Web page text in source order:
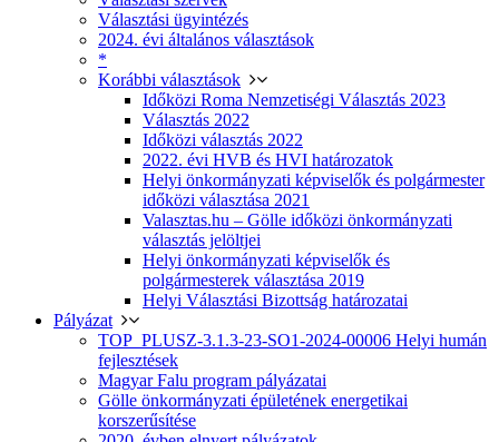
Választási ügyintézés
2024. évi általános választások
*
Korábbi választások
Időközi Roma Nemzetiségi Választás 2023
Választás 2022
Időközi választás 2022
2022. évi HVB és HVI határozatok
Helyi önkormányzati képviselők és polgármester
időközi választása 2021
Valasztas.hu – Gölle időközi önkormányzati
választás jelöltjei
Helyi önkormányzati képviselők és
polgármesterek választása 2019
Helyi Választási Bizottság határozatai
Pályázat
TOP_PLUSZ-3.1.3-23-SO1-2024-00006 Helyi humán
fejlesztések
Magyar Falu program pályázatai
Gölle önkormányzati épületének energetikai
korszerűsítése